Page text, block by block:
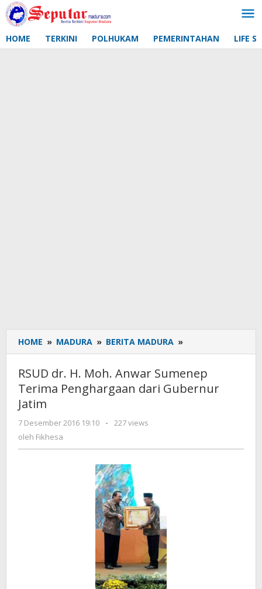
Lewati
ke
HOME TERKINI POLHUKAM PEMERINTAHAN LIFE
HOME » MADURA » BERITA MADURA »
dr.
Moh.
Anwar
Gubernur
RSUD dr. H. Moh. Anwar Sumenep
Terima Penghargaan dari Gubernur
Jatim
7 Desember 2016 19:10
oleh
-
227 views
oleh Fikhesa